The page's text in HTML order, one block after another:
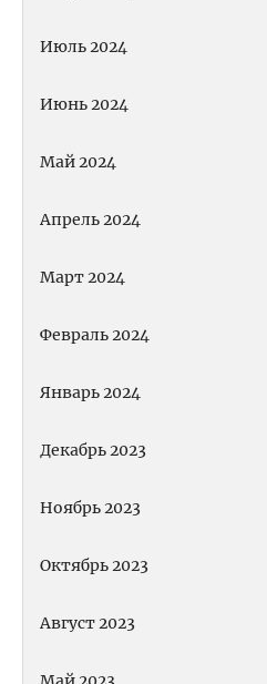
Июль 2024
Июнь 2024
Май 2024
Апрель 2024
Март 2024
Февраль 2024
Январь 2024
Декабрь 2023
Ноябрь 2023
Октябрь 2023
Август 2023